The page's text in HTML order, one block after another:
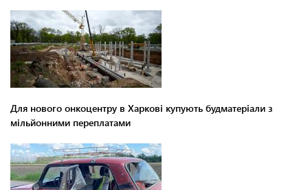
Для нового онкоцентру в Харкові купують будматеріали з
мільйонними переплатами